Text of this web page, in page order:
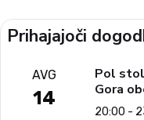
Prihajajoči
AVG
14
Pol
Gora
20:00 -